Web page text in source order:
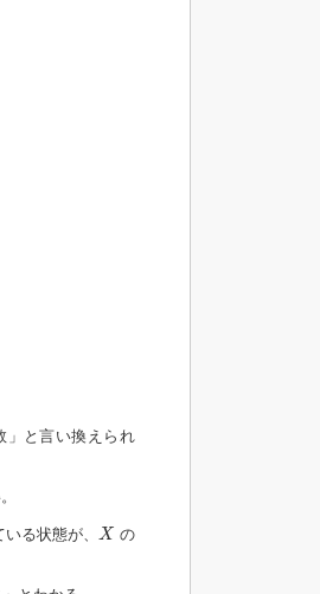
」と言い換えられ
る状態が、 X
X の